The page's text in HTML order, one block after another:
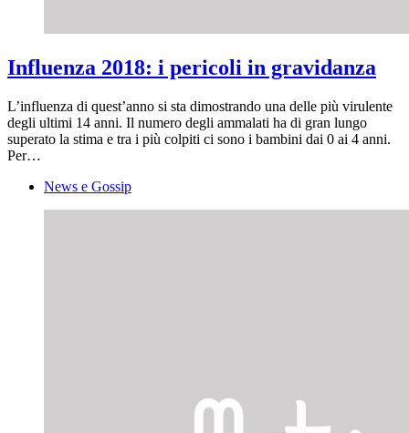
Influenza 2018: i pericoli in gravidanza
L’influenza di quest’anno si sta dimostrando una delle più virulente
degli ultimi 14 anni. Il numero degli ammalati ha di gran lungo
superato la stima e tra i più colpiti ci sono i bambini dai 0 ai 4 anni.
Per…
News e Gossip